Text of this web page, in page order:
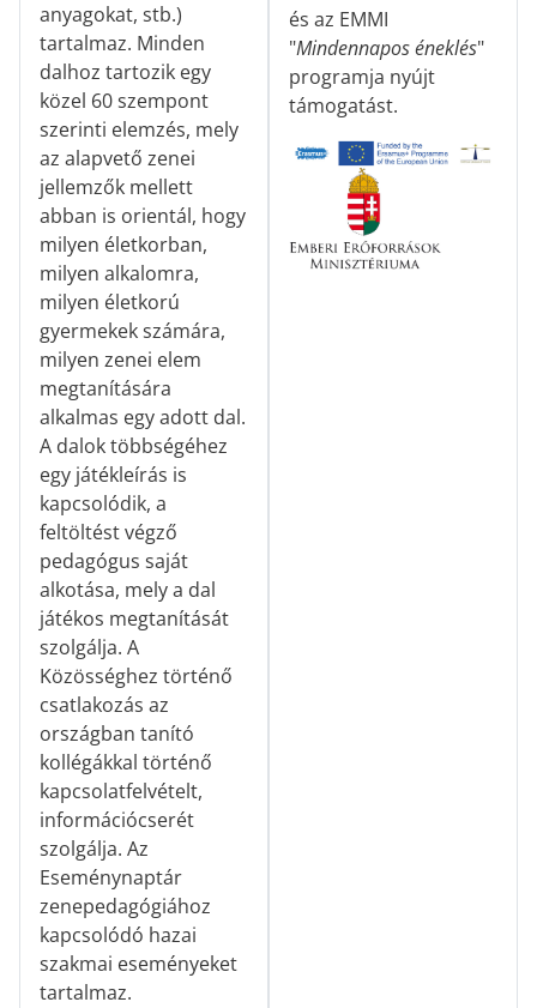
anyagokat, stb.)
tartalmaz. Minden
dalhoz tartozik egy
közel 60 szempont
szerinti elemzés, mely
az alapvető zenei
jellemzők mellett
abban is orientál, hogy
milyen életkorban,
milyen alkalomra,
milyen életkorú
gyermekek számára,
milyen zenei elem
megtanítására
alkalmas egy adott dal.
A dalok többségéhez
egy játékleírás is
kapcsolódik, a
feltöltést végző
pedagógus saját
alkotása, mely a dal
játékos megtanítását
szolgálja. A
Közösséghez történő
csatlakozás az
országban tanító
kollégákkal történő
kapcsolatfelvételt,
információcserét
szolgálja. Az
Eseménynaptár
zenepedagógiához
kapcsolódó hazai
szakmai eseményeket
tartalmaz.
és az EMMI
"Mindennapos éneklés"
programja nyújt
támogatást.